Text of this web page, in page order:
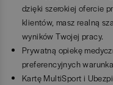
dzięki szerokiej ofercie
klientów, masz realną
wyników Twojej pracy.
Prywatną opiekę
preferencyjnych
Kartę MultiSport i